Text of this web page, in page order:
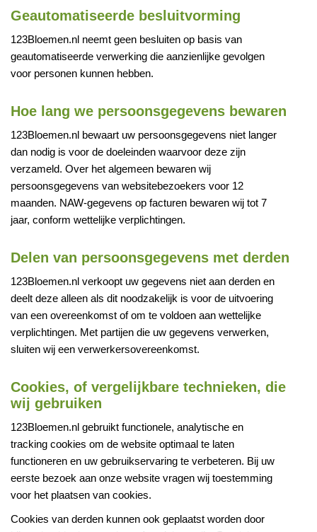
Geautomatiseerde besluitvorming
123Bloemen.nl neemt geen besluiten op basis van
geautomatiseerde verwerking die aanzienlijke gevolgen
voor personen kunnen hebben.
Hoe lang we persoonsgegevens bewaren
123Bloemen.nl bewaart uw persoonsgegevens niet langer
dan nodig is voor de doeleinden waarvoor deze zijn
verzameld. Over het algemeen bewaren wij
persoonsgegevens van websitebezoekers voor 12
maanden. NAW-gegevens op facturen bewaren wij tot 7
jaar, conform wettelijke verplichtingen.
Delen van persoonsgegevens met derden
123Bloemen.nl verkoopt uw gegevens niet aan derden en
deelt deze alleen als dit noodzakelijk is voor de uitvoering
van een overeenkomst of om te voldoen aan wettelijke
verplichtingen. Met partijen die uw gegevens verwerken,
sluiten wij een verwerkersovereenkomst.
Cookies, of vergelijkbare technieken, die
wij gebruiken
123Bloemen.nl gebruikt functionele, analytische en
tracking cookies om de website optimaal te laten
functioneren en uw gebruikservaring te verbeteren. Bij uw
eerste bezoek aan onze website vragen wij toestemming
voor het plaatsen van cookies.
Cookies van derden kunnen ook geplaatst worden door